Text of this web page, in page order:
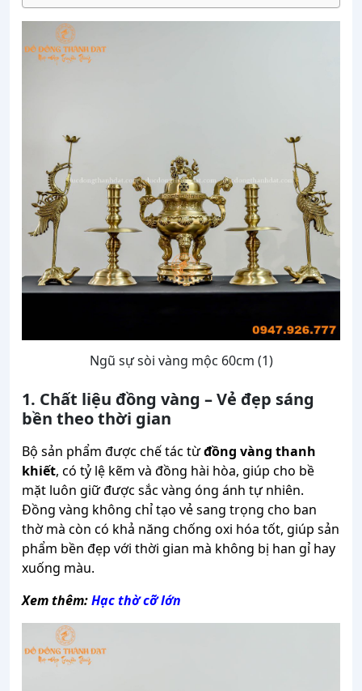
Ngũ sự sòi vàng mộc 60cm (1)
1. Chất liệu đồng vàng – Vẻ đẹp sáng
bền theo thời gian
Bộ sản phẩm được chế tác từđồng vàng thanh
khiết, có tỷ lệ kẽm và đồng hài hòa, giúp cho bề
mặt luôn giữ được sắc vàng óng ánh tự nhiên.
Đồng vàng không chỉ tạo vẻ sang trọng cho ban
thờ mà còn có khả năng chống oxi hóa tốt, giúp sản
phẩm bền đẹp với thời gian mà không bị han gỉ hay
xuống màu.
Xem thêm:Hạc thờ cỡ lớn